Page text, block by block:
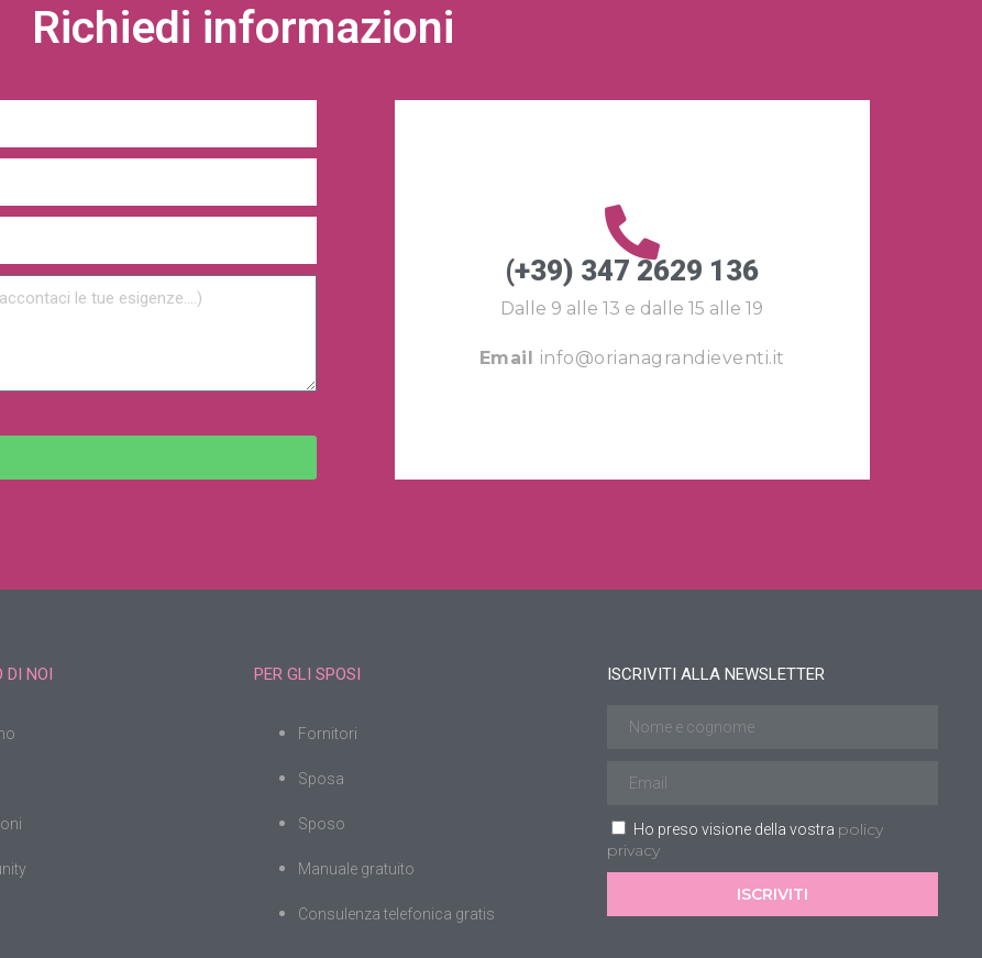
Richiedi informazioni
(+39) 347 2629 136
Dalle 9 alle 13 e dalle 15 alle 19
Email info@orianagrandieventi.it
DI NOI PER GLI SPOSI
Fornitori
Sposa
Sposo
Manuale gratuito
Consulenza telefonica gratis
ISCRIVITI ALLA NEWSLETTER
Ho preso visione della vostra policy
privacy
ISCRIVITI